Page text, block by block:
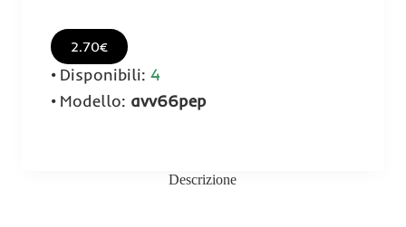
2.70€
Disponibili: 4
Modello: avv66pep
Descrizione